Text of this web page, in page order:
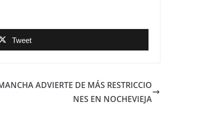
Tweet
ADVIERTE DE MÁS RESTRICCIO
NES EN NOCHEVIEJA